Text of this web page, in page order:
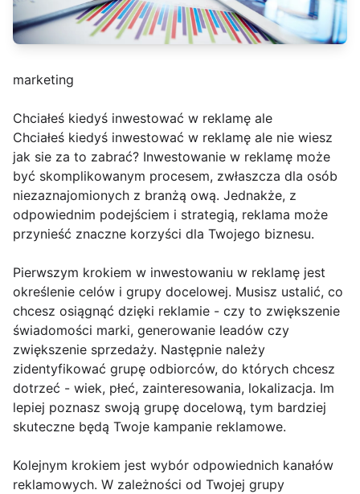
marketing
Chciałeś kiedyś inwestować w reklamę ale
Chciałeś kiedyś inwestować w reklamę ale nie wiesz
jak sie za to zabrać? Inwestowanie w reklamę może
być skomplikowanym procesem, zwłaszcza dla osób
niezaznajomionych z branżą ową. Jednakże, z
odpowiednim podejściem i strategią, reklama może
przynieść znaczne korzyści dla Twojego biznesu.
Pierwszym krokiem w inwestowaniu w reklamę jest
określenie celów i grupy docelowej. Musisz ustalić, co
chcesz osiągnąć dzięki reklamie - czy to zwiększenie
świadomości marki, generowanie leadów czy
zwiększenie sprzedaży. Następnie należy
zidentyfikować grupę odbiorców, do których chcesz
dotrzeć - wiek, płeć, zainteresowania, lokalizacja. Im
lepiej poznasz swoją grupę docelową, tym bardziej
skuteczne będą Twoje kampanie reklamowe.
Kolejnym krokiem jest wybór odpowiednich kanałów
reklamowych. W zależności od Twojej grupy